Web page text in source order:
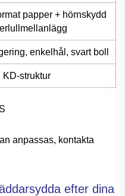
papper + hörnskydd
enkelhål, svart boll
KD-struktur
anpassas, kontakta
efter dina